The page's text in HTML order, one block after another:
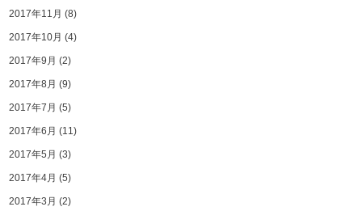
2017年11月 (8)
2017年10月 (4)
2017年9月 (2)
2017年8月 (9)
2017年7月 (5)
2017年6月 (11)
2017年5月 (3)
2017年4月 (5)
2017年3月 (2)